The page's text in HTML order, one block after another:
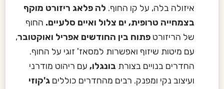
איזולה בלה, על קו החוף. לה פלאג ריזורט מוקף
בצמחייה טרופית, ים צלול ואיים סלעיים. החוף
של הריזורט פתוח בין החודשים אפריל ואוקטובר,
עם מיטות שיזוף ואפשרות למסאז' זוגי על החוף.
החדרים בנויים בצורת בונגלו, עם ריהוט מודרני
ועיצוב נקי ומפנק. רבים מהחדרים כוללים ג'קוזי